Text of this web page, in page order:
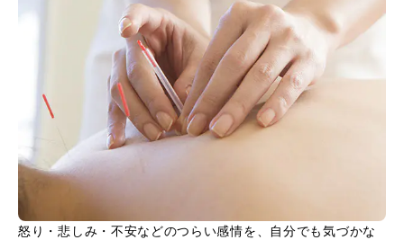
怒り・悲しみ・不安などのつらい感情を、自分でも気づかな